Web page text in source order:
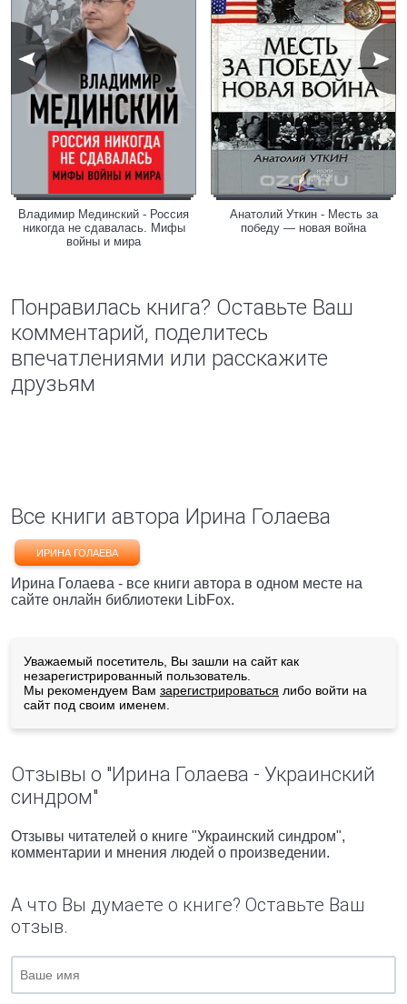
Владимир Мединский - Россия
никогда не сдавалась. Мифы
войны и мира
Анатолий Уткин - Месть за
победу — новая война
Понравилась книга? Оставьте Ваш
комментарий, поделитесь
впечатлениями или расскажите
друзьям
Все книги автора Ирина Голаева
ИРИНА ГОЛАЕВА
Ирина Голаева - все книги автора в одном месте на
сайте онлайн библиотеки LibFox.
Уважаемый посетитель, Вы зашли на сайт как
незарегистрированный пользователь.
Мы рекомендуем Вам зарегистрироваться либо войти на
сайт под своим именем.
Отзывы о "Ирина Голаева - Украинский
синдром"
Отзывы читателей о книге "Украинский синдром",
комментарии и мнения людей о произведении.
А что Вы думаете о книге? Оставьте Ваш
отзыв.